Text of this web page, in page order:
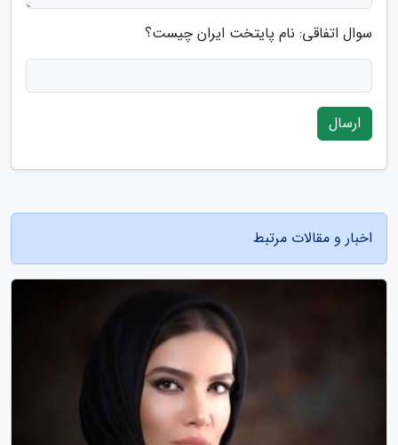
سوال اتفاقی: نام پایتخت ایران چیست؟
ارسال
اخبار و مقالات مرتبط